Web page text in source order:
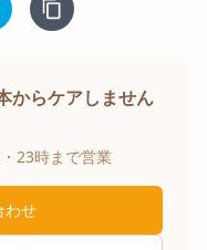
からケアしません
23時まで営業
わせ